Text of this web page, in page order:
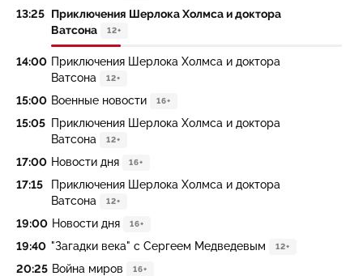
13:25 Приключения Шерлока Холмса и доктора
Ватсона
12+
14:00 Приключения Шерлока Холмса и доктора
Ватсона
12+
15:00 Военные новости 16+
15:05 Приключения Шерлока Холмса и доктора
Ватсона
12+
17:00 Новости дня 16+
17:15
Приключения Шерлока Холмса и доктора
Ватсона
12+
19:00 Новости дня 16+
19:40 "Загадки века" с Сергеем Медведевым 12+
20:25 Война миров 16+